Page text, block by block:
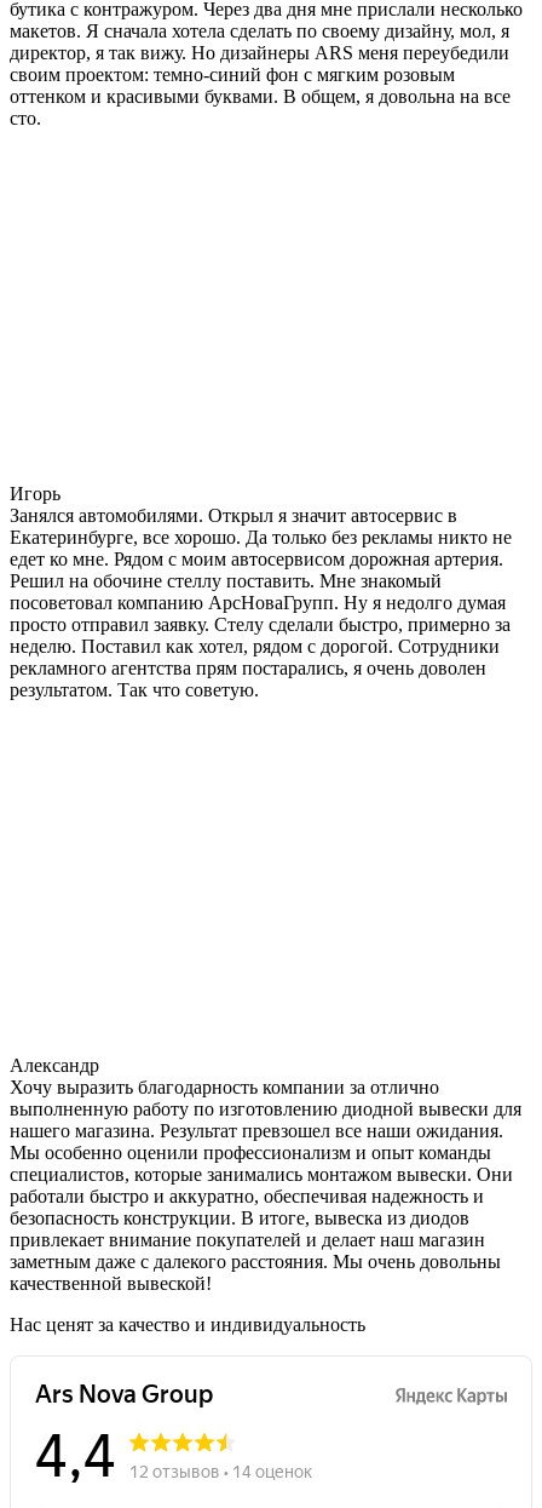
бутика с контражуром. Через два дня мне прислали несколько
макетов. Я сначала хотела сделать по своему дизайну, мол, я
директор, я так вижу. Но дизайнеры ARS меня переубедили
своим проектом: темно-синий фон с мягким розовым
оттенком и красивыми буквами. В общем, я довольна на все
сто.
Игорь
Занялся автомобилями. Открыл я значит автосервис в
Екатеринбурге, все хорошо. Да только без рекламы никто не
едет ко мне. Рядом с моим автосервисом дорожная артерия.
Решил на обочине стеллу поставить. Мне знакомый
посоветовал компанию АрсНоваГрупп. Ну я недолго думая
просто отправил заявку. Стелу сделали быстро, примерно за
неделю. Поставил как хотел, рядом с дорогой. Сотрудники
рекламного агентства прям постарались, я очень доволен
результатом. Так что советую.
Александр
Хочу выразить благодарность компании за отлично
выполненную работу по изготовлению диодной вывески для
нашего магазина. Результат превзошел все наши ожидания.
Мы особенно оценили профессионализм и опыт команды
специалистов, которые занимались монтажом вывески. Они
работали быстро и аккуратно, обеспечивая надежность и
безопасность конструкции. В итоге, вывеска из диодов
привлекает внимание покупателей и делает наш магазин
заметным даже с далекого расстояния. Мы очень довольны
качественной вывеской!
Нас ценят за качество и индивидуальность